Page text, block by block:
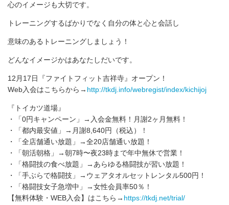
心のイメージも大切です。
トレーニングするばかりでなく自分の体と心と会話し
意味のあるトレーニングしましょう！
どんなイメージかはあなたしだいです。
12月17日『ファイトフィット吉祥寺』オープン！
Web入会はこちらから→ http://tkdj.info/webregist/index/kichijoj
『トイカツ道場』
・「0円キャンペーン」→入会金無料！月謝2ヶ月無料！
・「都内最安値」→月謝8,640円（税込）！
・「全店舗通い放題」→全20店舗通い放題！
・「朝活朝格」→朝7時〜夜23時まで年中無休で営業！
・「格闘技の食べ放題」→あらゆる格闘技が習い放題！
・「手ぶらで格闘技」→ウェアタオルセットレンタル500円！
・「格闘技女子急増中」→女性会員率50％！
【無料体験・WEB入会】はこちら→ https://tkdj.net/trial/